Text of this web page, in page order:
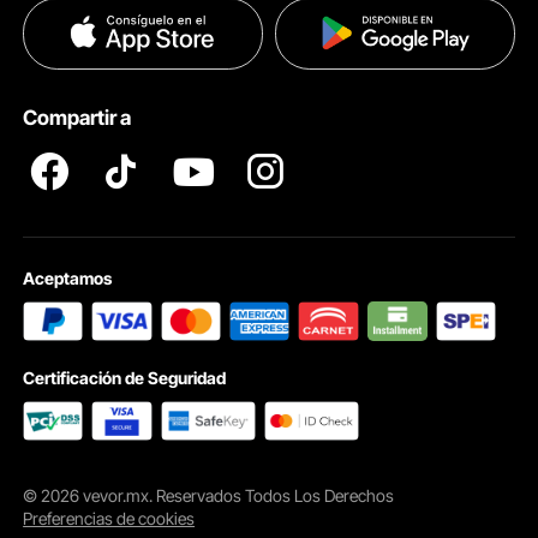
Desde sótanos de villas, lavadoras en sótanos y fregaderos versátiles hasta
eliminación de residuos eficiente.
Ayuda & FAQs
Políticas de Privacidad
Compartir a
Aceptamos
Certificación de Seguridad
© 2026 vevor.mx. Reservados Todos Los Derechos
Preferencias de cookies